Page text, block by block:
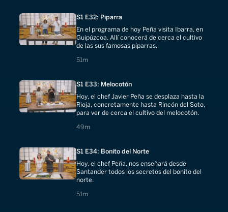
S1 E32: Piparra
En el programa de hoy Peña visita Ibarra, en
Guipúzcoa. Allí conocerá de cerca el cultivo
de las sus famosas piparras.
51m
51 minutes
S1 E33: Melocotón
Hoy, el chef Javier Peña se desplaza hasta la
Rioja, concretamente hasta Rincón del Soto,
para ver de cerca el cultivo del melocotón.
49m
49 minutes
S1 E34: Bonito del Norte
Hoy, el chef Peña, nos enseñará desde
Santander todos los secretos del bonito del
norte.
51m
51 minutes